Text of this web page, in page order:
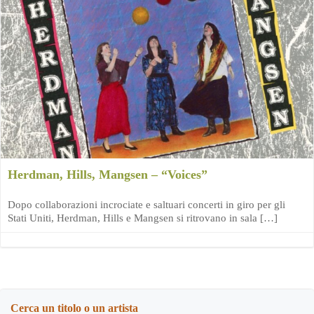
Herdman, Hills, Mangsen – “Voices”
Dopo collaborazioni incrociate e saltuari concerti in giro per gli
Stati Uniti, Herdman, Hills e Mangsen si ritrovano in sala […]
Cerca un titolo o un artista